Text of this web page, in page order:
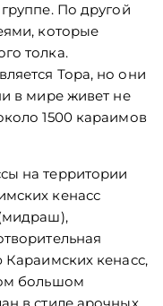
По другой
которые
толка.
Тора, но они
в мире живет не
1500 караимов
на территории
кенасс
кенасс,
большом